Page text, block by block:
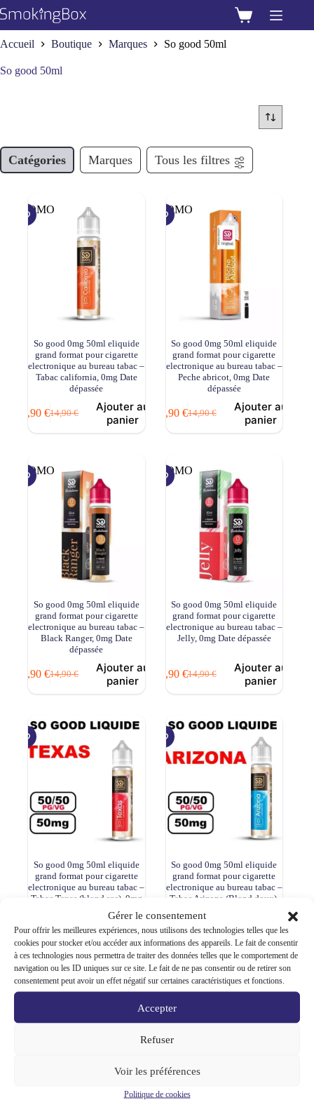
Gérer le consentement
Pour offrir les meilleures expériences, nous utilisons des technologies telles que les
cookies pour stocker et/ou accéder aux informations des appareils. Le fait de consentir
à ces technologies nous permettra de traiter des données telles que le comportement de
navigation ou les ID uniques sur ce site. Le fait de ne pas consentir ou de retirer son
consentement peut avoir un effet négatif sur certaines caractéristiques et fonctions.
Accepter
Refuser
Voir les préférences
Politique de cookies
Passer
au
contenu
Panier
d’achat
Accueil
Boutique Marques So good 50ml
So good 50ml
Catégories Marques Tous les filtres
PROMO
So good 0mg 50ml eliquide
grand format pour cigarette
electronique au bureau tabac –
Tabac california, 0mg Date
dépassée
14,90€
Le
14,90 €.
8,90€Le
8,90 €.
Ajouter au
panier
PROMO
So good 0mg 50ml eliquide
grand format pour cigarette
electronique au bureau tabac –
Peche abricot, 0mg Date
dépassée
14,90€
Le
14,90 €.
8,90 €Le
8,90 €.
Ajouter au
panier
PROMO
So good 0mg 50ml eliquide
grand format pour cigarette
electronique au bureau tabac –
Black Ranger, 0mg Date
dépassée
14,90€
Le
14,90 €.
8,90€Le
8,90 €.
Ajouter au
panier
PROMO
So good 0mg 50ml eliquide
grand format pour cigarette
electronique au bureau tabac –
Jelly, 0mg Date dépassée
14,90€
Le
14,90 €.
8,90 €Le
8,90 €.
Ajouter au
panier
So good 0mg 50ml eliquide
grand format pour cigarette
electronique au bureau tabac –
Tabac Texas (blond sec), 0mg
14,90€
Ajouter au
panier
So good 0mg 50ml eliquide
grand format pour cigarette
electronique au bureau tabac –
Tabac Arizona (Blond doux),
14,90€
Ajouter au
panier